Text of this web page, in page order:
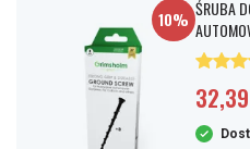
10% ŚRUBA